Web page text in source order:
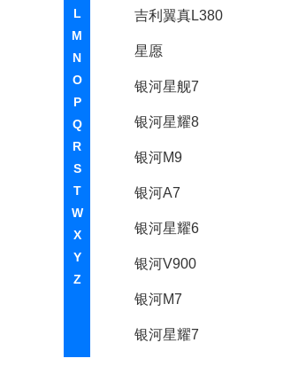
L
M
N
O
P
Q
R
S
T
W
X
Y
Z
吉利翼真L380
星愿
银河星舰7
银河星耀8
银河M9
银河A7
银河星耀6
银河V900
银河M7
银河星耀7